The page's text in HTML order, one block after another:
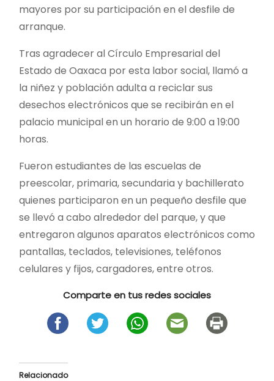
mayores por su participación en el desfile de
arranque.
Tras agradecer al Círculo Empresarial del
Estado de Oaxaca por esta labor social, llamó a
la niñez y población adulta a reciclar sus
desechos electrónicos que se recibirán en el
palacio municipal en un horario de 9:00 a 19:00
horas.
Fueron estudiantes de las escuelas de
preescolar, primaria, secundaria y bachillerato
quienes participaron en un pequeño desfile que
se llevó a cabo alrededor del parque, y que
entregaron algunos aparatos electrónicos como
pantallas, teclados, televisiones, teléfonos
celulares y fijos, cargadores, entre otros.
Comparte en tus redes sociales
Relacionado